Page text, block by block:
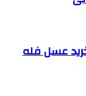
عسل فله